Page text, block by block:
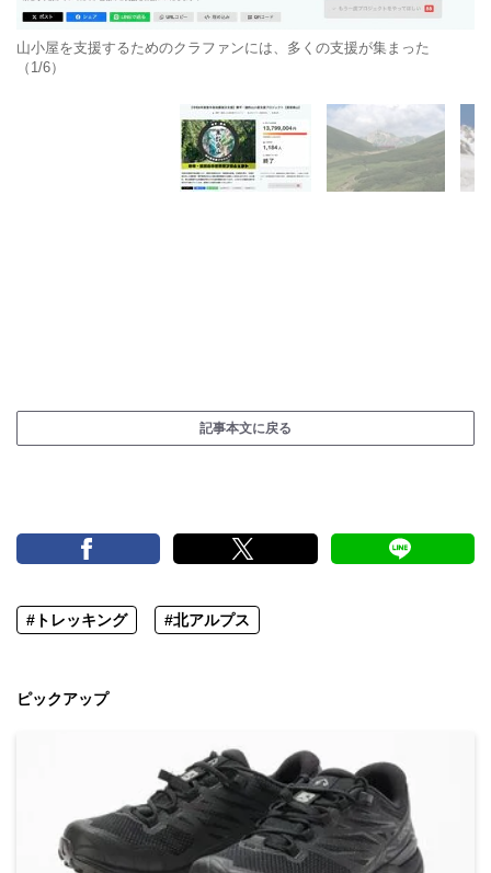
山小屋を支援するためのクラファンには、多くの支援が集まった
（1/6）
記事本文に戻る
#トレッキング #北アルプス
ピックアップ